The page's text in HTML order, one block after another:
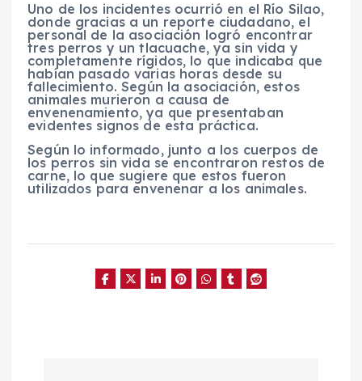
Uno de los incidentes ocurrió en el Río Silao,
donde gracias a un reporte ciudadano, el
personal de la asociación logró encontrar
tres perros y un tlacuache, ya sin vida y
completamente rígidos, lo que indicaba que
habían pasado varias horas desde su
fallecimiento. Según la asociación, estos
animales murieron a causa de
envenenamiento, ya que presentaban
evidentes signos de esta práctica.
Según lo informado, junto a los cuerpos de
los perros sin vida se encontraron restos de
carne, lo que sugiere que estos fueron
utilizados para envenenar a los animales.